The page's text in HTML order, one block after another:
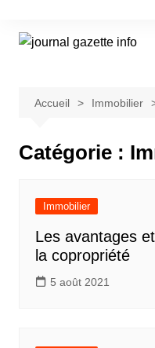
contenu
Accueil Immobilier
Catégorie :
Immobilier
Les avantages
la copropriété
5 août 2021